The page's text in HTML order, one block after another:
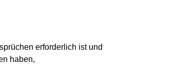
erforderlich ist und
haben,